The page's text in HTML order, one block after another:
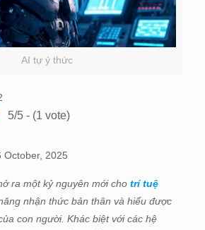
AI tự ý thức
5/5 - (1 vote)
October, 2025
ra một kỷ nguyên mới cho trí tuệ
nhận thức bản thân và hiểu được
con người. Khác biệt với các hệ